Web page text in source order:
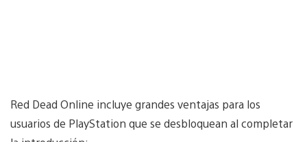
Red Dead Online incluye grandes ventajas para los
usuarios de PlayStation que se desbloquean al completar